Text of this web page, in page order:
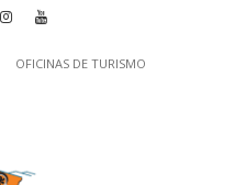
OFICINAS DE TURISMO